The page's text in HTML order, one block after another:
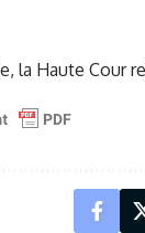
la Haute Cour